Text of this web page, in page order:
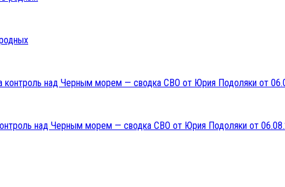
над Черным морем — сводка СВО от Юрия Подоляки от